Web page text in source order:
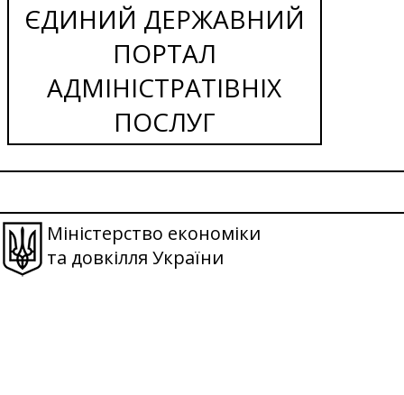
ЄДИНИЙ ДЕРЖАВНИЙ
ПОРТАЛ
АДМІНІСТРАТІВНІХ
ПОСЛУГ
Міністерство економіки
та довкілля України